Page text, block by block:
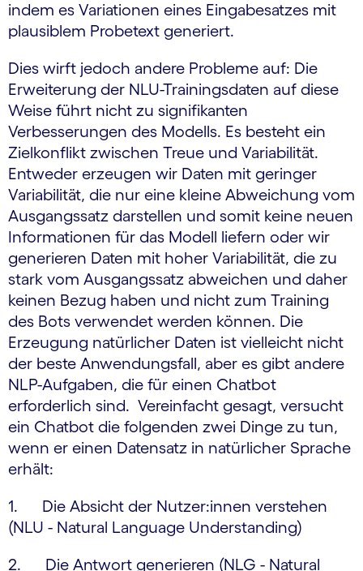
indem es Variationen eines Eingabesatzes mit
plausiblem Probetext generiert.
Dies wirft jedoch andere Probleme auf: Die
Erweiterung der NLU-Trainingsdaten auf diese
Weise führt nicht zu signifikanten
Verbesserungen des Modells. Es besteht ein
Zielkonflikt zwischen Treue und Variabilität.
Entweder erzeugen wir Daten mit geringer
Variabilität, die nur eine kleine Abweichung vom
Ausgangssatz darstellen und somit keine neuen
Informationen für das Modell liefern oder wir
generieren Daten mit hoher Variabilität, die zu
stark vom Ausgangssatz abweichen und daher
keinen Bezug haben und nicht zum Training
des Bots verwendet werden können. Die
Erzeugung natürlicher Daten ist vielleicht nicht
der beste Anwendungsfall, aber es gibt andere
NLP-Aufgaben, die für einen Chatbot
erforderlich sind. Vereinfacht gesagt, versucht
ein Chatbot die folgenden zwei Dinge zu tun,
wenn er einen Datensatz in natürlicher Sprache
erhält:
1. Die Absicht der Nutzer:innen verstehen
(NLU - Natural Language Understanding)
2. Die Antwort generieren (NLG - Natural